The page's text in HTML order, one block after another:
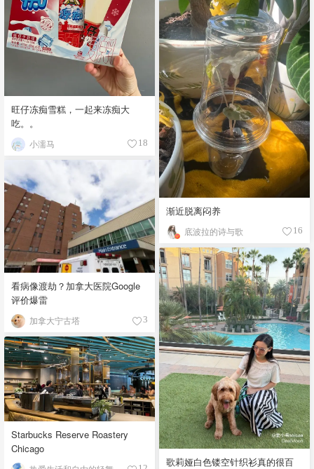
旺仔冻痴雪糕，一起来冻痴大
吃。。
小濡马 18
渐近脱离闷养
底波拉的诗与歌 16
看病像渡劫？加拿大医院Google
评价爆雷
加拿大宁古塔 3
歌莉娅白色镂空针织衫真的很百
Starbucks Reserve Roastery
Chicago